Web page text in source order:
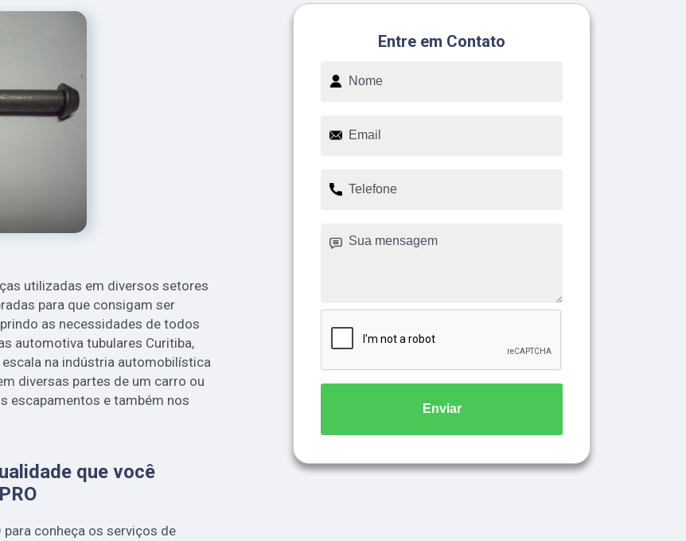
utilizadas em diversos setores
para que consigam ser
as necessidades de todos
automotiva tubulares Curitiba,
na indústria automobilística
diversas partes de um carro ou
escapamentos e também nos
que você
para conheça os serviços de
Entre em Contato
Enviar